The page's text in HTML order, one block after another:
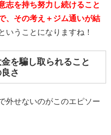
志を持ち努力し続けること
、その考え＋ジム通いが結
いうことになりますね！
を騙し取られること
さ
外せないのがこのエピソー